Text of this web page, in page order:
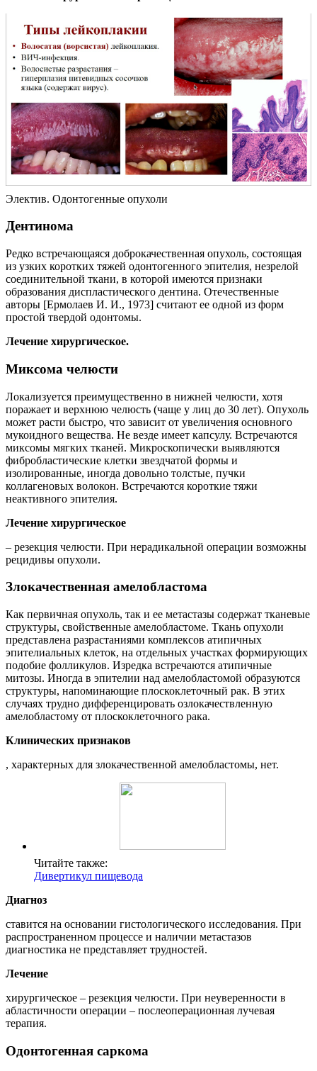
Электив. Одонтогенные опухоли
Дентинома
Редко встречающаяся доброкачественная опухоль, состоящая
из узких коротких тяжей одонтогенного эпителия, незрелой
соединительной ткани, в которой имеются признаки
образования диспластического дентина. Отечественные
авторы [Ермолаев И. И., 1973] считают ее одной из форм
простой твердой одонтомы.
Лечение хирургическое.
Миксома челюсти
Локализуется преимущественно в нижней челюсти, хотя
поражает и верхнюю челюсть (чаще у лиц до 30 лет). Опухоль
может расти быстро, что зависит от увеличения основного
мукоидного вещества. Не везде имеет капсулу. Встречаются
миксомы мягких тканей. Микроскопически выявляются
фибробластические клетки звездчатой формы и
изолированные, иногда довольно толстые, пучки
коллагеновых волокон. Встречаются короткие тяжи
неактивного эпителия.
Лечение хирургическое
– резекция челюсти. При нерадикальной операции возможны
рецидивы опухоли.
Злокачественная амелобластома
Как первичная опухоль, так и ее метастазы содержат тканевые
структуры, свойственные амелобластоме. Ткань опухоли
представлена разрастаниями комплексов атипичных
эпителиальных клеток, на отдельных участках формирующих
подобие фолликулов. Изредка встречаются атипичные
митозы. Иногда в эпителии над амелобластомой образуются
структуры, напоминающие плоскоклеточный рак. В этих
случаях трудно дифференцировать озлокачествленную
амелобластому от плоскоклеточного рака.
Клинических признаков
, характерных для злокачественной амелобластомы, нет.
Читайте также:
Дивертикул пищевода
Диагноз
ставится на основании гистологического исследования. При
распространенном процессе и наличии метастазов
диагностика не представляет трудностей.
Лечение
хирургическое – резекция челюсти. При неуверенности в
абластичности операции – послеоперационная лучевая
терапия.
Одонтогенная саркома